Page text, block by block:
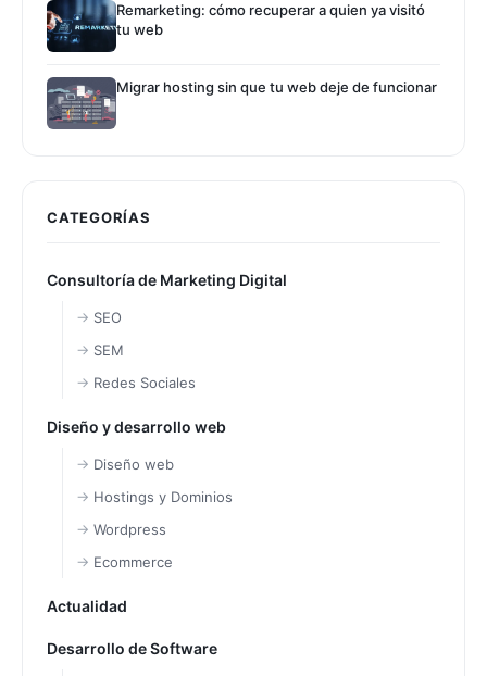
Remarketing: cómo recuperar a quien ya visitó
tu web
Migrar hosting sin que tu web deje de funcionar
CATEGORÍAS
Consultoría de Marketing Digital
SEO
SEM
Redes Sociales
Diseño y desarrollo web
Diseño web
Hostings y Dominios
Wordpress
Ecommerce
Actualidad
Desarrollo de Software